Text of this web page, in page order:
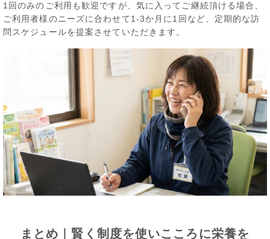
1回のみのご利用も歓迎ですが、気に入ってご継続頂ける場合、
ご利用者様のニーズに合わせて1-3か月に1回など、定期的な訪
問スケジュールを提案させていただきます。
まとめ｜賢く制度を使いこころに栄養を